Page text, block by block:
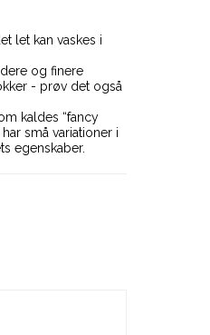
let kan vaskes i
og finere
- prøv det også
kaldes “fancy
små variationer i
egenskaber.